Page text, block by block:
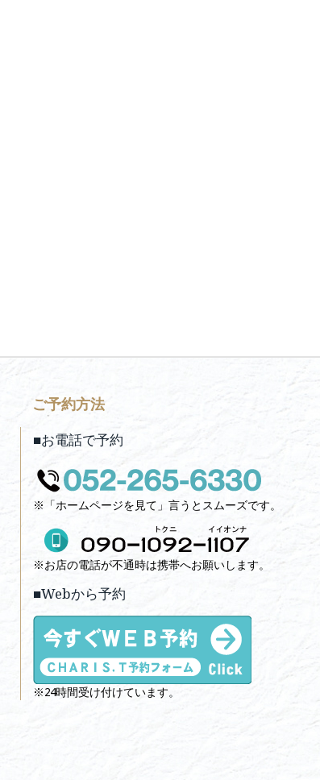
ご予約方法
■お電話で予約
※「ホームページを見て」言うとスムーズです。
※お店の電話が不通時は携帯へお願いします。
■Webから予約
※24時間受け付けています。